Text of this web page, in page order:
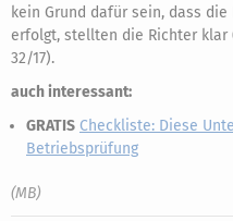
kein Grund dafür sein, dass
erfolgt, stellten die Richter klar
32/17).
auch interessant:
GRATIS Checkliste: Diese
Betriebsprüfung
(MB)